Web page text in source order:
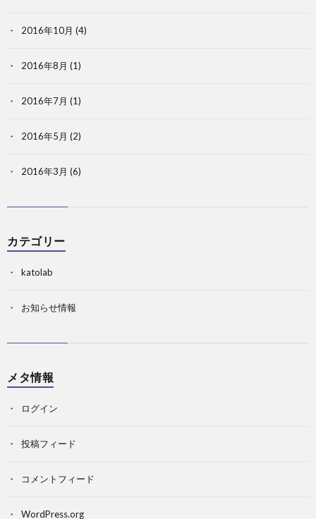
2016年10月 (4)
2016年8月 (1)
2016年7月 (1)
2016年5月 (2)
2016年3月 (6)
カテゴリー
katolab
お知らせ情報
メタ情報
ログイン
投稿フィード
コメントフィード
WordPress.org